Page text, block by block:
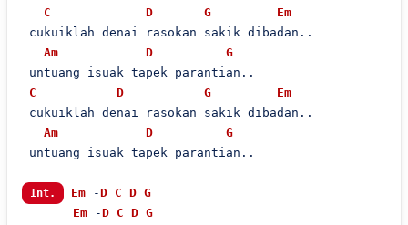
C D G
Em
cukuiklah denai rasokan sakik dibadan..
Am
D
G
untuang isuak tapek parantian..
C
D G
Em
cukuiklah denai rasokan sakik dibadan..
Am
D
G
untuang isuak tapek parantian..
Int. Em -D C D G
Em -D C D G